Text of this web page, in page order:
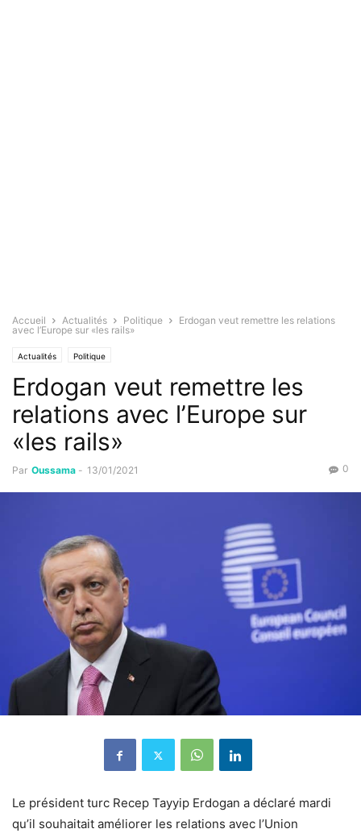
Accueil Actualités Politique
Erdogan veut remettre les relations
avec l’Europe sur «les rails»
Actualités Politique
Erdogan veut remettre les
relations avec l’Europe sur
«les rails»
Par Oussama - 13/01/2021 0
Le président turc Recep Tayyip Erdogan a déclaré mardi
qu’il souhaitait améliorer les relations avec l’Union